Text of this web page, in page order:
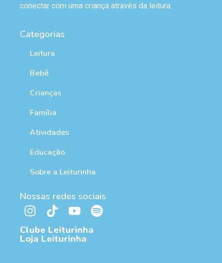
conectar com uma criança através da leitura.
Categorias
Leitura
Bebê
Crianças
Família
Atividades
Educação
Sobre a Leiturinha
Nossas redes sociais
Clube Leiturinha
Loja Leiturinha